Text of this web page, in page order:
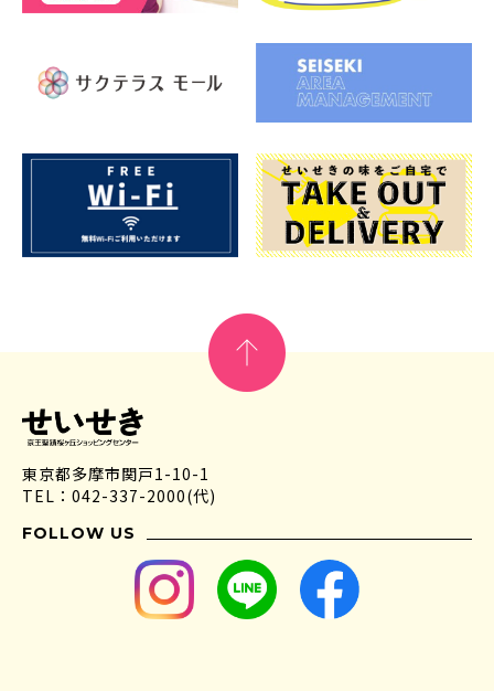
東京都多摩市関戸1-10-1
TEL：042-337-2000(代)
FOLLOW US